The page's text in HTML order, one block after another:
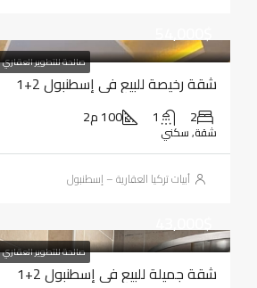
صالحة للتطوير العقاري
54,000$
شقة رخيصة للبيع في إسطنبول 2+1
2
1 100 م2
شقة, سكني
أبيات تركيا العقارية – إسطنبول
صالحة للتطوير العقاري
43,000$
شقة جميلة للبيع في إسطنبول 2+1